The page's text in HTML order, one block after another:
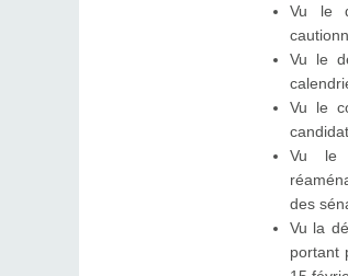
Vu le
Vu le
Vu le
Vu le
des
Vu la
portant